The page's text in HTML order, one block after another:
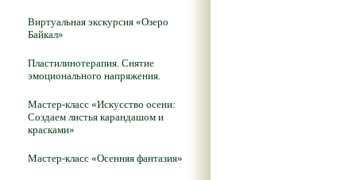
Виртуальная экскурсия «Озеро
Байкал»
Пластилинотерапия. Снятие
эмоционального напряжения.
Мастер-класс «Искусство осени:
Создаем листья карандашом и
красками»
Мастер-класс «Осенняя фантазия»